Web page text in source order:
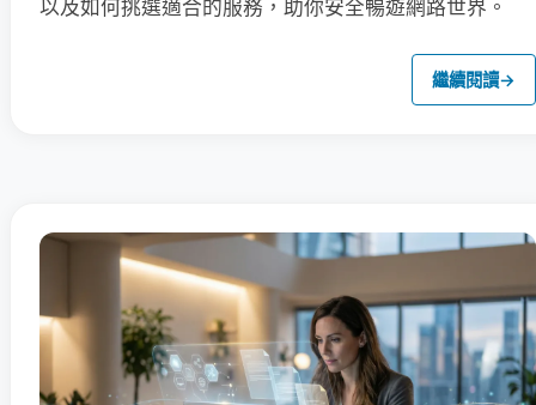
以及如何挑選適合的服務，助你安全暢遊網路世界。
繼續閱讀→